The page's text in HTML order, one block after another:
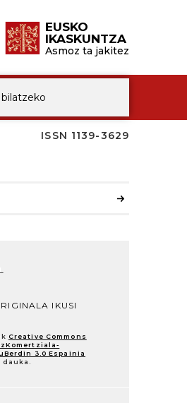
EUSKO
IKASKUNTZA
Asmoz ta jakitez
ISSN 1139-3629
IKUSI
Creative Commons
3.0 Espainia